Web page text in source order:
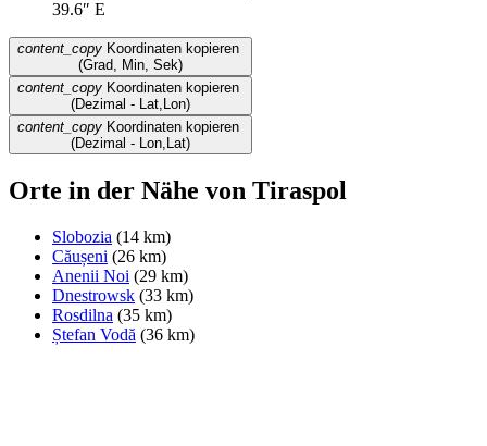
39.6″ E
content_copy Koordinaten kopieren
(Grad, Min, Sek)
content_copy Koordinaten kopieren
(Dezimal - Lat,Lon)
content_copy Koordinaten kopieren
(Dezimal - Lon,Lat)
Orte in der Nähe von Tiraspol
Slobozia (14 km)
Căușeni (26 km)
Anenii Noi (29 km)
Dnestrowsk (33 km)
Rosdilna (35 km)
Ștefan Vodă (36 km)